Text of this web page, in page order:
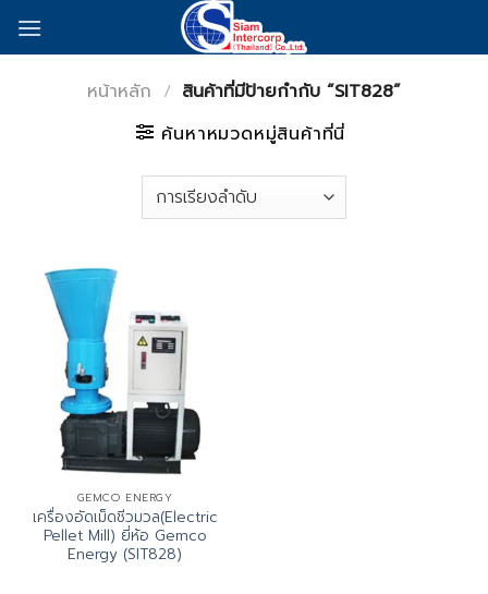
หน้าหลัก / สินค้าที่มีป้ายกำกับ “SIT828”
ค้นหาหมวดหมู่สินค้าที่นี่
GEMCO ENERGY
เครื่องอัดเม็ดชีวมวล(Electric
Pellet Mill) ยี่ห้อ Gemco
Energy (SIT828)